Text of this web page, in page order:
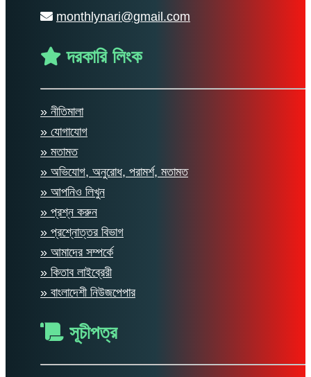
monthlynari@gmail.com
দরকারি লিংক
» নীতিমালা
» যোগাযোগ
» মতামত
» অভিযোগ, অনুরোধ, পরামর্শ, মতামত
» আপনিও লিখুন
» প্রশ্ন করুন
» প্রশ্নোত্তর বিভাগ
» আমাদের সম্পর্কে
» কিতাব লাইব্রেরী
» বাংলাদেশী নিউজপেপার
সূচীপত্র